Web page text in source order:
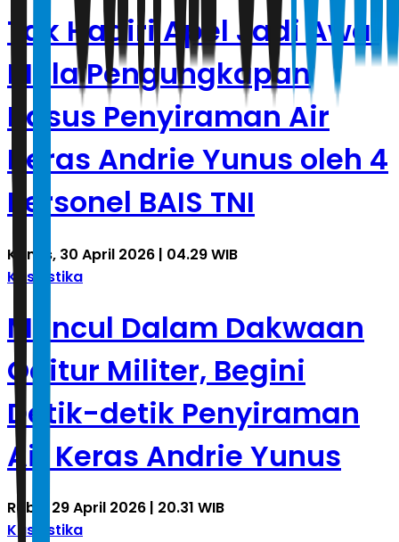
Tak Hadiri Apel Jadi Awal
Mula Pengungkapan
Kasus Penyiraman Air
Keras Andrie Yunus oleh 4
Personel BAIS TNI
Kamis, 30 April 2026 | 04.29 WIB
Kasuistika
Muncul Dalam Dakwaan
Oditur Militer, Begini
Detik-detik Penyiraman
Air Keras Andrie Yunus
Rabu, 29 April 2026 | 20.31 WIB
Kasuistika